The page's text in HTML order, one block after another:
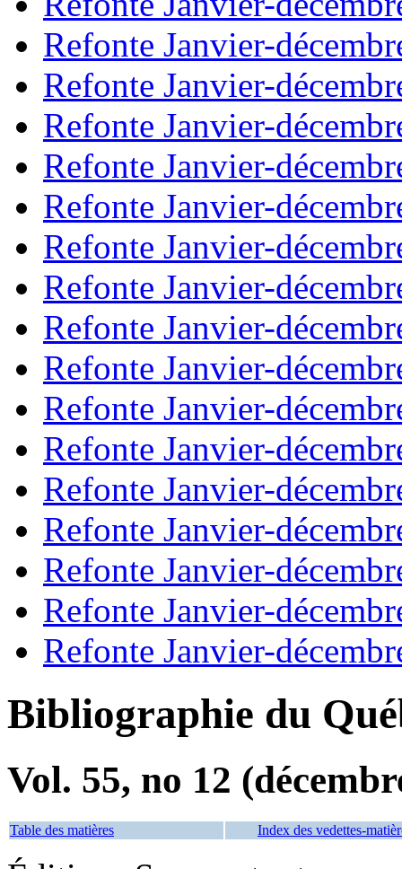
Refonte Janvier-
Refonte Janvier-
Refonte Janvier-
Refonte Janvier-
Refonte Janvier-
Refonte Janvier-
Refonte Janvier-
Refonte Janvier-
Refonte Janvier-
Refonte Janvier-
Refonte Janvier-
Refonte Janvier-
Refonte Janvier-
Refonte Janvier-
Refonte Janvier-
Refonte Janvier-
Bibliographie du
Vol. 55, no 12
Table des matières Index des vedettes-